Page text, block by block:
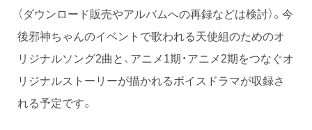
（ダウンロード販売やアルバムへの再録などは検討）。今
後邪神ちゃんのイベントで歌われる天使組のためのオ
リジナルソング2曲と、アニメ1期・アニメ2期をつなぐオ
リジナルストーリーが描かれるボイスドラマが収録さ
れる予定です。